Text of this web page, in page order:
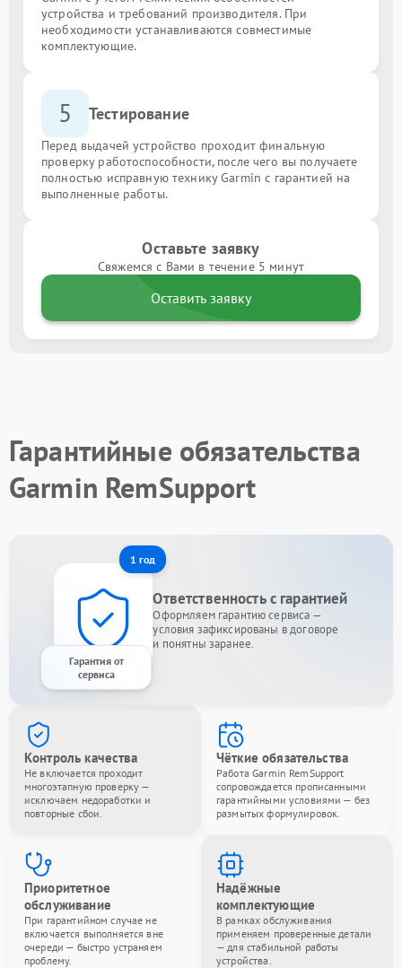
устройства и требований производителя. При
необходимости устанавливаются совместимые
комплектующие.
5 Тестирование
Перед выдачей устройство проходит финальную
проверку работоспособности, после чего вы получаете
полностью исправную технику Garmin с гарантией на
выполненные работы.
Оставьте заявку
Свяжемся с Вами в течение 5 минут
Оставить заявку
Гарантийные обязательства
Garmin RemSupport
1 год
Гарантия от
сервиса
Ответственность с гарантией
Оформляем гарантию сервиса —
условия зафиксированы в договоре
и понятны заранее.
Контроль качества
Не включается проходит
многоэтапную проверку —
исключаем недоработки и
повторные сбои.
Чёткие обязательства
Работа Garmin RemSupport
сопровождается прописанными
гарантийными условиями — без
размытых формулировок.
Приоритетное
обслуживание
При гарантийном случае не
включается выполняется вне
очереди — быстро устраняем
проблему.
Надёжные
комплектующие
В рамках обслуживания
применяем проверенные детали
— для стабильной работы
устройства.